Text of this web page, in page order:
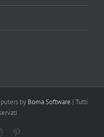
by Boma Software | Tutti
Instagram